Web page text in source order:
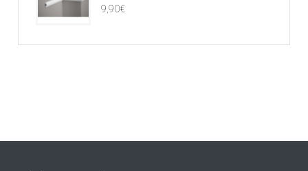
9,90€